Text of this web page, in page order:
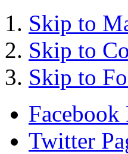
Skip to
Skip to
Skip to
Facebook
Twitter